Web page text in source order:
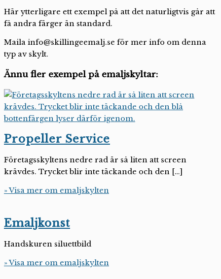
Här ytterligare ett exempel på att det naturligtvis går att
få andra färger än standard.
Maila info@skillingeemalj.se för mer info om denna
typ av skylt.
Ännu fler exempel på emaljskyltar:
Propeller Service
Företagsskyltens nedre rad är så liten att screen
krävdes. Trycket blir inte täckande och den […]
» Visa mer om emaljskylten
Emaljkonst
Handskuren siluettbild
» Visa mer om emaljskylten